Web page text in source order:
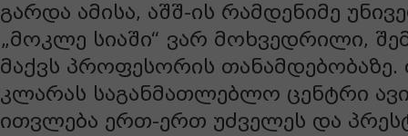
გარდა ამისა, აშშ-ის რამდენიმე
„მოკლე სიაში“ ვარ მოხვედრილი,
მაქვს პროფესორის თანამდებობაზე.
კლარას საგანმათლებლო ცენტრი
ითვლება ერთ-ერთ უძველეს და